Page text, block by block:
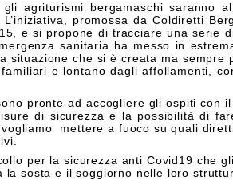
agriturismi bergamaschi saranno
promossa da Coldiretti
e si propone di tracciare una serie
sanitaria ha messo in
che si è creata ma sempre
e lontano dagli affollamenti,
pronte ad accogliere gli ospiti con
di sicurezza e la possibilità di
mettere a fuoco su quali
per la sicurezza anti Covid19 che
sosta e il soggiorno nelle loro